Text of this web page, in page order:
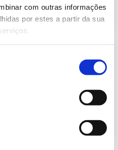
com outras informações
por estes a partir da sua